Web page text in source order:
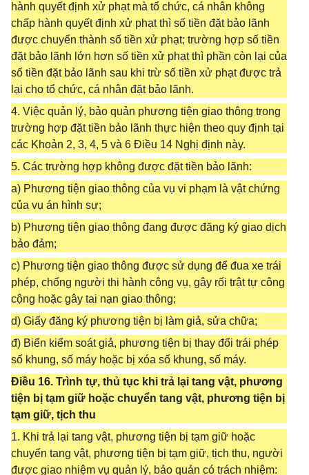
hành quyết định xử phạt mà tổ chức, cá nhân không
chấp hành quyết định xử phạt thì số tiền đặt bảo lãnh
được chuyển thành số tiền xử phạt; trường hợp số tiền
đặt bảo lãnh lớn hơn số tiền xử phạt thì phần còn lại của
số tiền đặt bảo lãnh sau khi trừ số tiền xử phạt được trả
lại cho tổ chức, cá nhân đặt bảo lãnh.
4. Việc quản lý, bảo quản phương tiện giao thông trong
trường hợp đặt tiền bảo lãnh thực hiện theo quy định tại
các Khoản 2, 3, 4, 5 và 6 Điều 14 Nghị định này.
5. Các trường hợp không được đặt tiền bảo lãnh:
a) Phương tiện giao thông của vụ vi phạm là vật chứng
của vụ án hình sự;
b) Phương tiện giao thông đang được đăng ký giao dịch
bảo đảm;
c) Phương tiện giao thông được sử dụng để đua xe trái
phép, chống người thi hành công vụ, gây rối trật tự công
cộng hoặc gây tai nạn giao thông;
d) Giấy đăng ký phương tiện bị làm giả, sửa chữa;
đ) Biển kiểm soát giả, phương tiện bị thay đổi trái phép
số khung, số máy hoặc bị xóa số khung, số máy.
Điều 16. Trình tự, thủ tục khi trả lại tang vật, phương
tiện bị tạm giữ hoặc chuyển tang vật, phương tiện bị
tạm giữ, tịch thu
1. Khi trả lại tang vật, phương tiện bị tạm giữ hoặc
chuyển tang vật, phương tiện bị tạm giữ, tịch thu, người
được giao nhiệm vụ quản lý, bảo quản có trách nhiệm: